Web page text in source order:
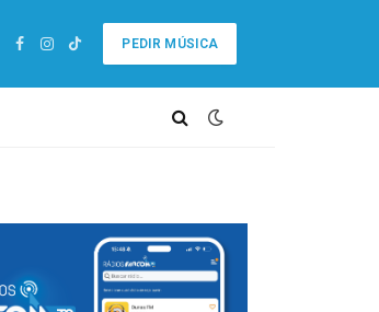
Facebook
Instagram
TikTok
PEDIR MÚSICA